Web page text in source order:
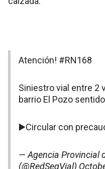
Atención! #RN168
Siniestro vial entre 2
barrio El Pozo
▶️Circular con
— Agencia Provincial
(@RedSegVial)